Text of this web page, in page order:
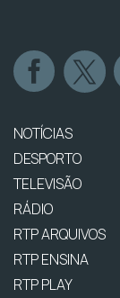
NOTÍCIAS
DESPORTO
TELEVISÃO
RÁDIO
RTP ARQUIVOS
RTP ENSINA
RTP PLAY